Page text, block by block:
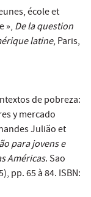
école et
», De la question
latine, Paris,
de pobreza:
y mercado
Julião et
para jovens e
Américas.Sao
pp. 65 à 84. ISBN: